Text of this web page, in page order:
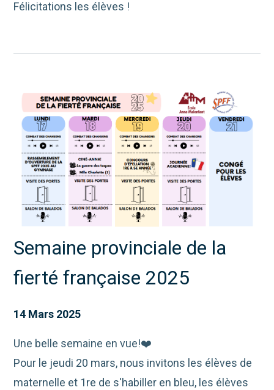
Félicitations les élèves !
Semaine provinciale de la
fierté française 2025
14 Mars 2025
Une belle semaine en vue!❤️
Pour le jeudi 20 mars, nous invitons les élèves de
maternelle et 1re de s'habiller en bleu, les élèves